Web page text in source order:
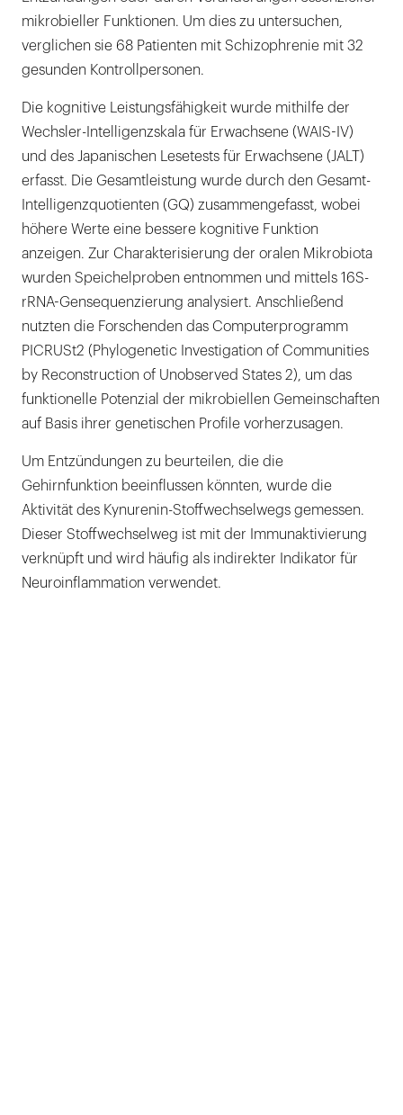
mikrobieller Funktionen. Um dies zu untersuchen,
verglichen sie 68 Patienten mit Schizophrenie mit 32
gesunden Kontrollpersonen.
Die kognitive Leistungsfähigkeit wurde mithilfe der
Wechsler-Intelligenzskala für Erwachsene (WAIS-IV)
und des Japanischen Lesetests für Erwachsene (JALT)
erfasst. Die Gesamtleistung wurde durch den Gesamt-
Intelligenzquotienten (GQ) zusammengefasst, wobei
höhere Werte eine bessere kognitive Funktion
anzeigen. Zur Charakterisierung der oralen Mikrobiota
wurden Speichelproben entnommen und mittels 16S-
rRNA-Gensequenzierung analysiert. Anschließend
nutzten die Forschenden das Computerprogramm
PICRUSt2 (Phylogenetic Investigation of Communities
by Reconstruction of Unobserved States 2), um das
funktionelle Potenzial der mikrobiellen Gemeinschaften
auf Basis ihrer genetischen Profile vorherzusagen.
Um Entzündungen zu beurteilen, die die
Gehirnfunktion beeinflussen könnten, wurde die
Aktivität des Kynurenin-Stoffwechselwegs gemessen.
Dieser Stoffwechselweg ist mit der Immunaktivierung
verknüpft und wird häufig als indirekter Indikator für
Neuroinflammation verwendet.